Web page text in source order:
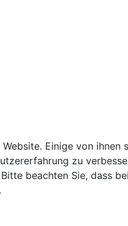
Einige von
zu
beachten Sie, dass